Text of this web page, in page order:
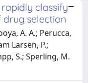
classify
drug selection
A. A.; Perucca,
Larsen, P.;
S.; Sperling, M.